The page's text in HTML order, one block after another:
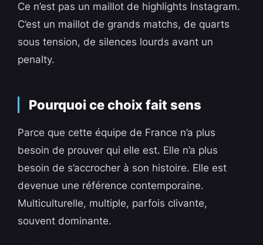
Ce n’est pas un maillot de highlights Instagram.
C’est un maillot de grands matchs, de quarts
sous tension, de silences lourds avant un
penalty.
Pourquoi ce choix fait sens
Parce que cette équipe de France n’a plus
besoin de prouver qui elle est. Elle n’a plus
besoin de s’accrocher à son histoire. Elle est
devenue une référence contemporaine.
Multiculturelle, multiple, parfois clivante,
souvent dominante.